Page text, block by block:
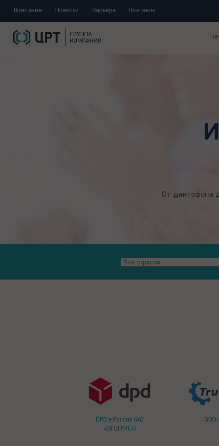
Компания Новости Карьера Контакты
От диктофона
DPD в России (АО
«ДПД РУС»)
ООО